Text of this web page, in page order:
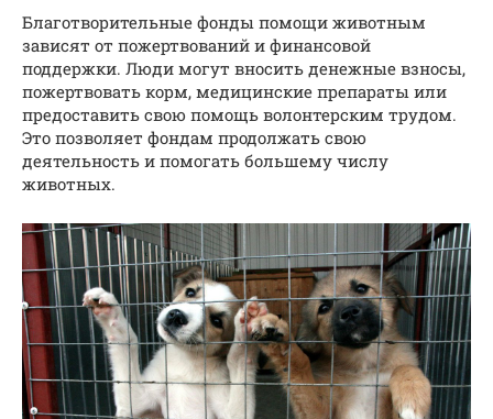
Благотворительные фонды помощи животным
зависят от пожертвований и финансовой
поддержки. Люди могут вносить денежные взносы,
пожертвовать корм, медицинские препараты или
предоставить свою помощь волонтерским трудом.
Это позволяет фондам продолжать свою
деятельность и помогать большему числу
животных.